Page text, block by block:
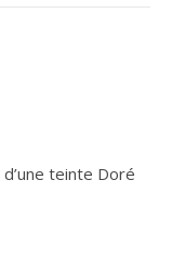
teinte Doré